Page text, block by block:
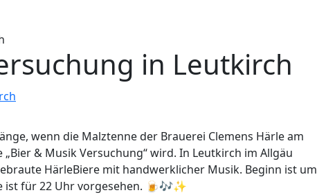
in Leutkirch
wenn die Malztenne der Brauerei Clemens Härle am
& Musik Versuchung“ wird. In Leutkirch im Allgäu
HärleBiere mit handwerklicher Musik. Beginn ist um
ist für 22 Uhr vorgesehen. 🍺🎶✨